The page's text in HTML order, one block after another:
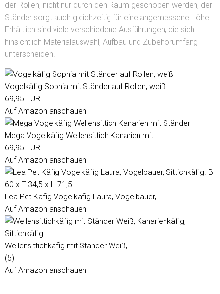
der Rollen, nicht nur durch den Raum geschoben werden, der
Ständer sorgt auch gleichzeitig für eine angemessene Höhe.
Erhältlich sind viele verschiedene Ausführungen, die sich
hinsichtlich Materialauswahl, Aufbau und Zubehörumfang
unterscheiden.
Vogelkäfig Sophia mit Ständer auf Rollen, weiß
69,95 EUR
Auf Amazon anschauen
Mega Vogelkäfig Wellensittich Kanarien mit...
69,95 EUR
Auf Amazon anschauen
Lea Pet Käfig Vogelkäfig Laura, Vogelbauer,...
Auf Amazon anschauen
Wellensittichkäfig mit Ständer Weiß,...
(5)
Auf Amazon anschauen